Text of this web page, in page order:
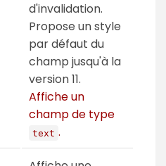
d'invalidation.
Propose un style
par défaut du
champ jusqu'à la
version 11.
Affiche un
champ de type
text .